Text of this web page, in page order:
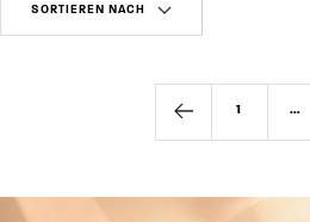
SORTIEREN NACH
1 …